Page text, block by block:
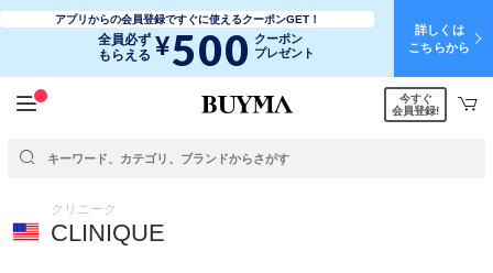
アプリからの会員登録ですぐに使えるクーポンGET！
全員必ず
もらえる ¥500 クーポン
プレゼント
詳しくは
こちらから
今すぐ
会員登録!
クリニーク
CLINIQUE